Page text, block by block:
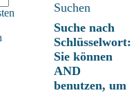
Suchen
Suche nach
Schlüsselwort:
Sie können
AND
benutzen, um